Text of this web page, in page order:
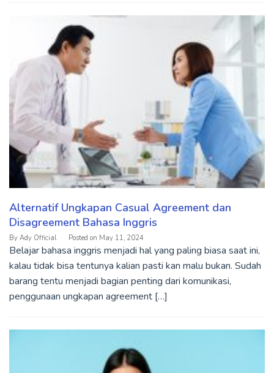
Alternatif Ungkapan Casual Agreement dan
Disagreement Bahasa Inggris
By Ady Official Posted on May 11, 2024
Belajar bahasa inggris menjadi hal yang paling biasa saat ini,
kalau tidak bisa tentunya kalian pasti kan malu bukan. Sudah
barang tentu menjadi bagian penting dari komunikasi,
penggunaan ungkapan agreement […]